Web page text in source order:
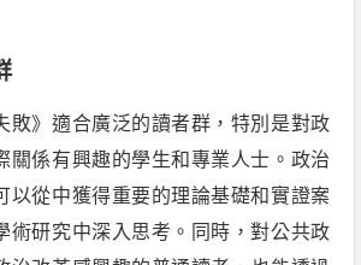
敗》適合廣泛的讀者群，特別是對政
關係有興趣的學生和專業人士。政治
以從中獲得重要的理論基礎和實證案
術研究中深入思考。同時，對公共政